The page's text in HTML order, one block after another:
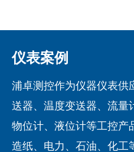
仪表案例
浦卓测控作为仪器仪表供
送器、温度变送器、流量
物位计、液位计等工控产
造纸、电力、石油、化工